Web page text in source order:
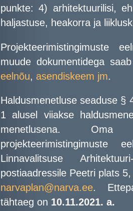
punkte: 4) arhitektuurilisi,
haljastuse, heakorra ja
Projekteerimistingimuste
muude dokumentidega
eelnõu, asendiskeem jm.
Haldusmenetluse seaduse §
1 alusel viiakse
menetlusena.
Linnavalitsuse
postiaadressile Peetri plats
narvaplan@narva.ee.
tähtaeg on 10.11.2021. a.